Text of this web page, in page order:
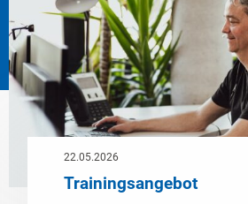
22.05.2026
Trainingsangebot